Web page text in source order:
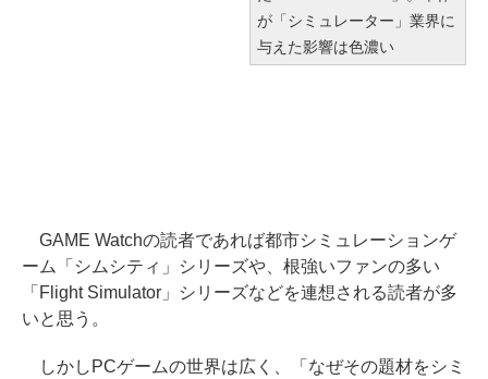
が「シミュレーター」業界に
与えた影響は色濃い
GAME Watchの読者であれば都市シミュレーションゲ
ーム「シムシティ」シリーズや、根強いファンの多い
「Flight Simulator」シリーズなどを連想される読者が多
いと思う。
しかしPCゲームの世界は広く、「なぜその題材をシミ